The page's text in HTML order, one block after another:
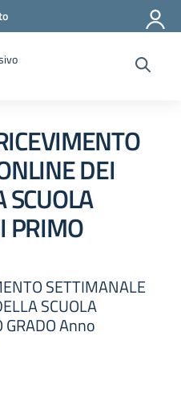
DEI
SCUOLA
PRIMO
SETTIMANALE
SCUOLA
GRADO Anno